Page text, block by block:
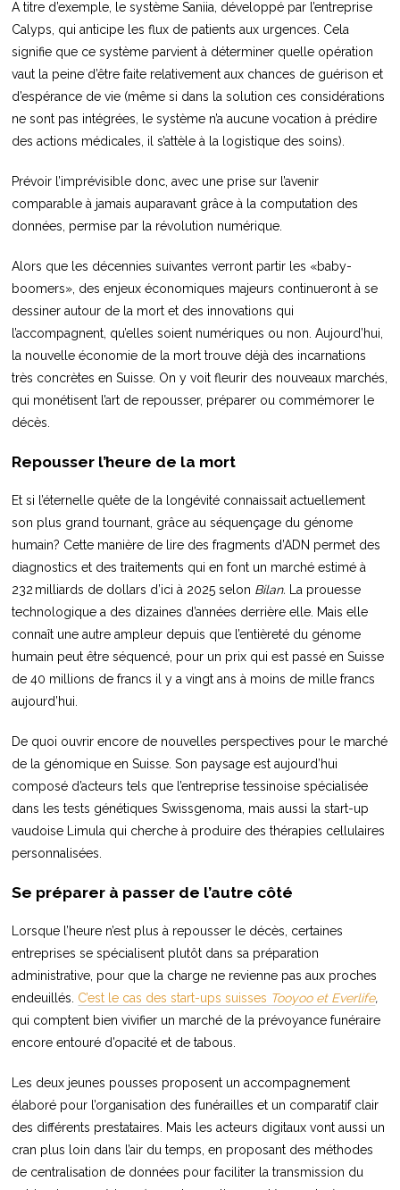
A titre d’exemple, le système Saniia, développé par l’entreprise
Calyps, qui anticipe les flux de patients aux urgences. Cela
signifie que ce système parvient à déterminer quelle opération
vaut la peine d’être faite relativement aux chances de guérison et
d’espérance de vie (même si dans la solution ces considérations
ne sont pas intégrées, le système n’a aucune vocation à prédire
des actions médicales, il s’attèle à la logistique des soins).
Prévoir l’imprévisible donc, avec une prise sur l’avenir
comparable à jamais auparavant grâce à la computation des
données, permise par la révolution numérique.
Alors que les décennies suivantes verront partir les «baby-
boomers», des enjeux économiques majeurs continueront à se
dessiner autour de la mort et des innovations qui
l’accompagnent, qu’elles soient numériques ou non. Aujourd’hui,
la nouvelle économie de la mort trouve déjà des incarnations
très concrètes en Suisse. On y voit fleurir des nouveaux marchés,
qui monétisent l’art de repousser, préparer ou commémorer le
décès.
Repousser l’heure de la mort
Et si l’éternelle quête de la longévité connaissait actuellement
son plus grand tournant, grâce au séquençage du génome
humain? Cette manière de lire des fragments d’ADN permet des
diagnostics et des traitements qui en font un marché estimé à
232 milliards de dollars d’ici à 2025 selon Bilan.
La prouesse
technologique a des dizaines d’années derrière elle. Mais elle
connaît une autre ampleur depuis que l’entièreté du génome
humain peut être séquencé, pour un prix qui est passé en Suisse
de 40 millions de francs il y a vingt ans à moins de mille francs
aujourd’hui.
De quoi ouvrir encore de nouvelles perspectives pour le marché
de la génomique en Suisse. Son paysage est aujourd’hui
composé d’acteurs tels que l’entreprise tessinoise spécialisée
dans les tests génétiques Swissgenoma, mais aussi la start-up
vaudoise Limula qui cherche à produire des thérapies cellulaires
personnalisées.
Se préparer à passer de l’autre côté
Lorsque l’heure n’est plus à repousser le décès, certaines
entreprises se spécialisent plutôt dans sa préparation
administrative, pour que la charge ne revienne pas aux proches
endeuillés. C’est le cas des start-ups suisses Tooyoo et Everlife,
qui comptent bien vivifier un marché de la prévoyance funéraire
encore entouré d’opacité et de tabous.
Les deux jeunes pousses proposent un accompagnement
élaboré pour l’organisation des funérailles et un comparatif clair
des différents prestataires. Mais les acteurs digitaux vont aussi un
cran plus loin dans l’air du temps, en proposant des méthodes
de centralisation de données pour faciliter la transmission du